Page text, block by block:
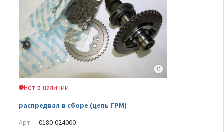
Нет в наличии
распредвал в сборе (цепь ГРМ)
Арт.
0180-024000